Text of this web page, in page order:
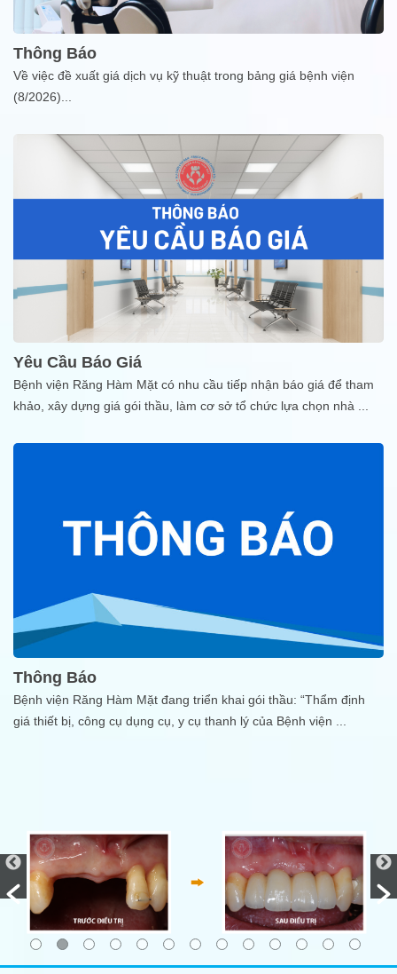
Thông Báo
Về việc đề xuất giá dịch vụ kỹ thuật trong bảng giá bệnh viện
(8/2026)...
Yêu Cầu Báo Giá
Bệnh viện Răng Hàm Mặt có nhu cầu tiếp nhận báo giá để tham
khảo, xây dựng giá gói thầu, làm cơ sở tổ chức lựa chọn nhà ...
Thông Báo
Bệnh viện Răng Hàm Mặt đang triển khai gói thầu: “Thẩm định
giá thiết bị, công cụ dụng cụ, y cụ thanh lý của Bệnh viện ...